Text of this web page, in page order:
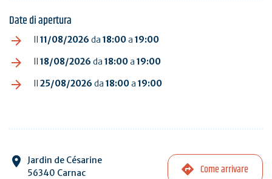
Date di apertura
Il 11/08/2026 da 18:00a 19:00
Il 18/08/2026 da 18:00a 19:00
Il 25/08/2026 da 18:00a 19:00
Jardin de Césarine
56340 Carnac
Come arrivare